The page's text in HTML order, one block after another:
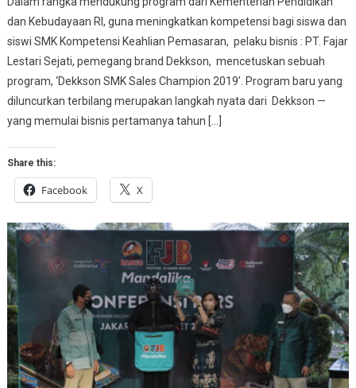
dan Kebudayaan RI, guna meningkatkan kompetensi bagi siswa dan
siswi SMK Kompetensi Keahlian Pemasaran, pelaku bisnis : PT. Fajar
Lestari Sejati, pemegang brand Dekkson, mencetuskan sebuah
program, ‘Dekkson SMK Sales Champion 2019’. Program baru yang
diluncurkan terbilang merupakan langkah nyata dari Dekkson —
yang memulai bisnis pertamanya tahun […]
Share this:
Facebook X